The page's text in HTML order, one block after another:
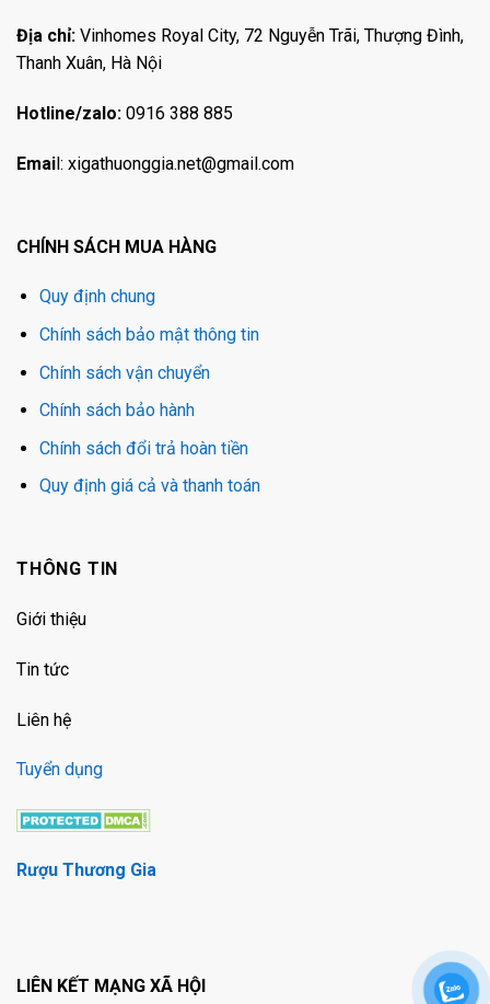
Địa chỉ: Vinhomes Royal City, 72 Nguyễn Trãi, Thượng Đình,
Thanh Xuân, Hà Nội
Hotline/zalo: 0916 388 885
Email: xigathuonggia.net@gmail.com
CHÍNH SÁCH MUA HÀNG
Quy định chung
Chính sách bảo mật thông tin
Chính sách vận chuyển
Chính sách bảo hành
Chính sách đổi trả hoàn tiền
Quy định giá cả và thanh toán
THÔNG TIN
Giới thiệu
Tin tức
Liên hệ
Tuyển dụng
Rượu Thương Gia
LIÊN KẾT MẠNG XÃ HỘI